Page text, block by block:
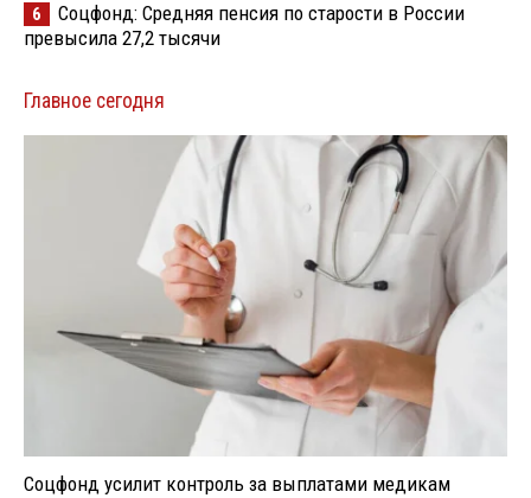
6
Соцфонд: Средняя пенсия по старости в России
превысила 27,2 тысячи
Главное сегодня
Соцфонд усилит контроль за выплатами медикам